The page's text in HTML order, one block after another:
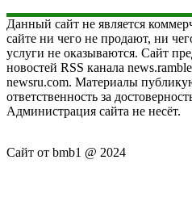
Данный сайт не является
сайте ни чего не продают, ни
услуги не оказываются. Сайт
новостей RSS канала
newsru.com. Материалы
ответственность за
Администрация сайта не несёт.
Сайт от bmb1 @ 2024